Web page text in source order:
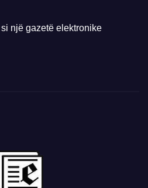
një gazetë elektronike